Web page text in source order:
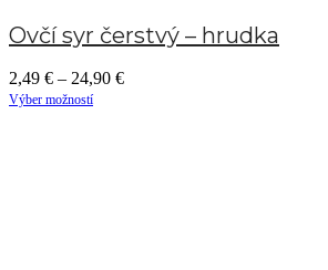
Ovčí syr čerstvý – hrudka
2,49 € – 24,90 €
Výber možností